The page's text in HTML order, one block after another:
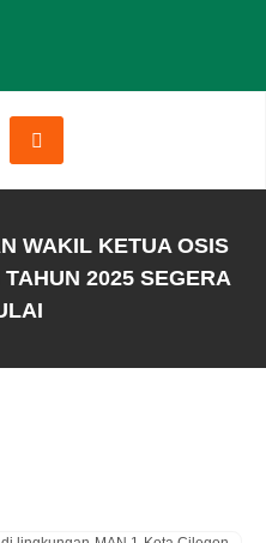
WAKIL KETUA OSIS
2025 SEGERA